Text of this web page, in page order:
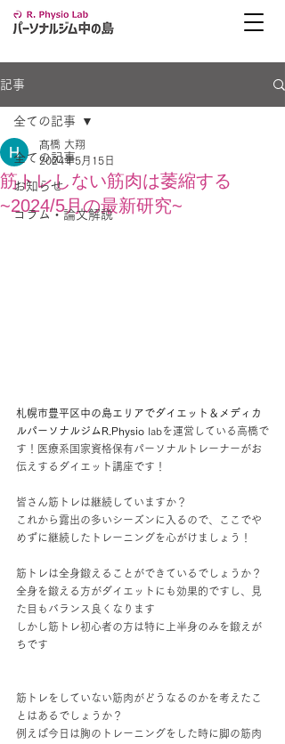
記事
全ての記事
お知らせ
コラム・論文解説
全ての記事
筋トレしない筋肉は萎縮する
~2024/5月の最新研究~
髙橋 大翔
2024年5月15日
札幌市豊平区中の島エリアでダイエット ＆メディカ
ルパーソナルジムR.Physio labを運営している高橋で
す！医療系国家資格保有パーソナルトレーナーがお
伝えするダイエット講座です！
皆さん筋トレは継続していますか？
これから露出の多いシーズンに入るので、ここでや
めずに継続したトレーニングを心がけましょう！
筋トレは全身鍛えることができているでしょうか？
全身を鍛える方がダイエットにも効果的ですし、見
た目もバランス良くなります
しかし筋トレ初心者の方は特に上半身のみを鍛えが
ちです
筋トレをしていない筋肉がどうなるのかを考えたこ
とはあるでしょうか？
例えば今日は胸のトレーニングをした時に脚の筋肉